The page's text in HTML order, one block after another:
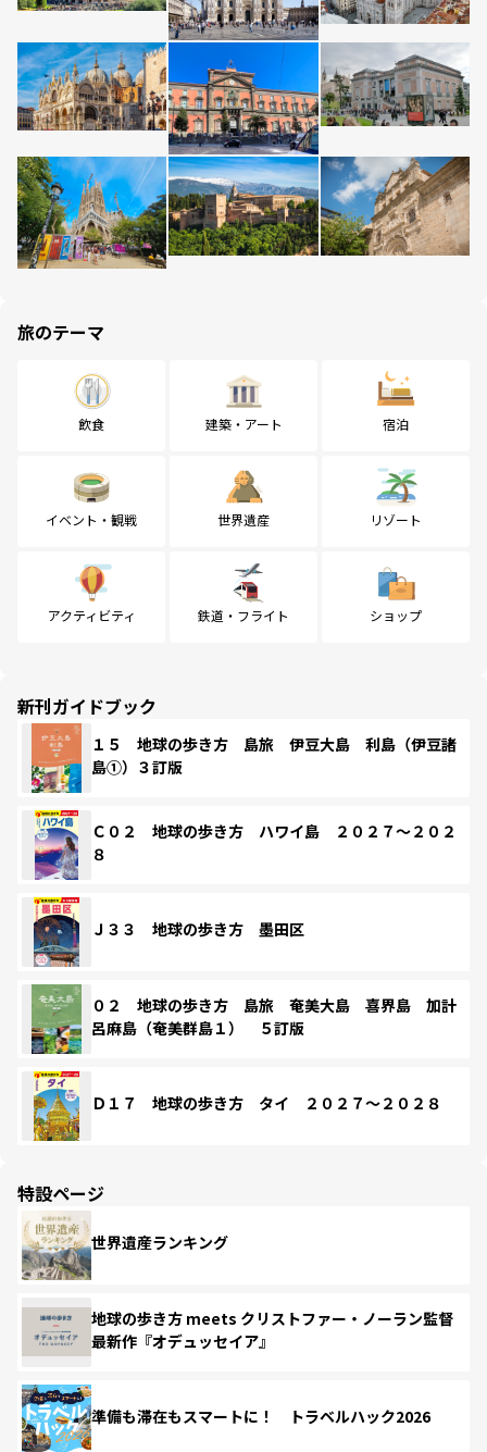
旅のテーマ
飲食 建築・アート 宿泊
イベント・観戦 世界遺産 リゾート
アクティビティ 鉄道・フライト ショップ
新刊ガイドブック
１５ 地球の歩き方 島旅 伊豆大島 利島（伊豆諸
島①）３訂版
Ｃ０２ 地球の歩き方 ハワイ島 ２０２７～２０２
８
Ｊ３３ 地球の歩き方 墨田区
０２ 地球の歩き方 島旅 奄美大島 喜界島 加計
呂麻島（奄美群島１） ５訂版
Ｄ１７ 地球の歩き方 タイ ２０２７～２０２８
特設ページ
世界遺産ランキング
地球の歩き方 meets クリストファー・ノーラン監督
最新作『オデュッセイア』
準備も滞在もスマートに！ トラベルハック2026